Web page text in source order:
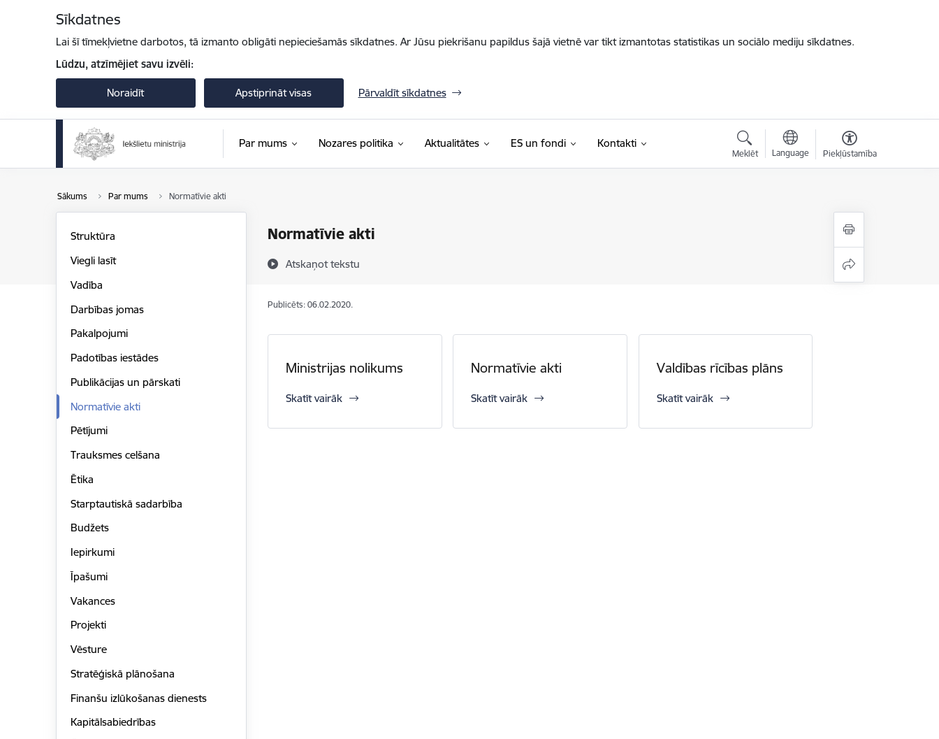
Sīkdatnes
Lai šī tīmekļvietne darbotos, tā izmanto obligāti nepieciešamās sīkdatnes. Ar Jūsu piekrišanu papildus šajā vietnē var tikt izmantotas statistikas un sociālo mediju sīkdatnes.
Lūdzu, atzīmējiet savu izvēli:
Noraidīt Apstiprināt visas Pārvaldīt sīkdatnes
Par mums Nozares politika Aktualitātes ES un fondi Kontakti
Meklēt Language Piekļūstamība
Sākums Par mums Normatīvie akti
Normatīvie akti
Atskaņot tekstu
Struktūra
Viegli lasīt
Vadība
Darbības jomas
Pakalpojumi
Padotības iestādes
Publikācijas un pārskati
Normatīvie akti
Pētījumi
Trauksmes celšana
Ētika
Starptautiskā sadarbība
Budžets
Iepirkumi
Īpašumi
Vakances
Projekti
Vēsture
Stratēģiskā plānošana
Finanšu izlūkošanas dienests
Kapitālsabiedrības
Publicēts: 06.02.2020.
Ministrijas nolikums
Skatīt vairāk
Normatīvie akti
Skatīt vairāk
Valdības rīcības plāns
Skatīt vairāk